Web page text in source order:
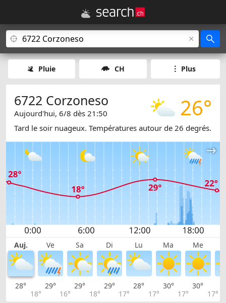
Pluie CH Plus
26°
6722 Corzoneso
Aujourd'hui, 6/8 dès 21:50
Tard le soir nuageux. Températures autour de 26 degrés.
Auj. Ve Sa Di Lu Ma Me
28°
18°
29°
16°
29°
18°
29°
17°
28°
17°
30°
17°
30°
17°